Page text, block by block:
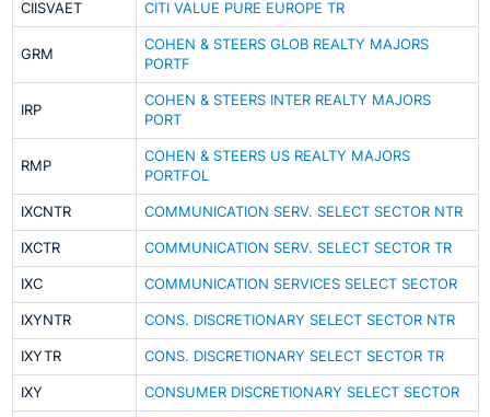
CIISVAET CITI VALUE PURE EUROPE TR
GRM
COHEN & STEERS GLOB REALTY MAJORS
PORTF
IRP
COHEN & STEERS INTER REALTY MAJORS
PORT
RMP
COHEN & STEERS US REALTY MAJORS
PORTFOL
IXCNTR COMMUNICATION SERV. SELECT SECTOR NTR
IXCTR COMMUNICATION SERV. SELECT SECTOR TR
IXC COMMUNICATION SERVICES SELECT SECTOR
IXYNTR CONS. DISCRETIONARY SELECT SECTOR NTR
IXYTR CONS. DISCRETIONARY SELECT SECTOR TR
IXY CONSUMER DISCRETIONARY SELECT SECTOR